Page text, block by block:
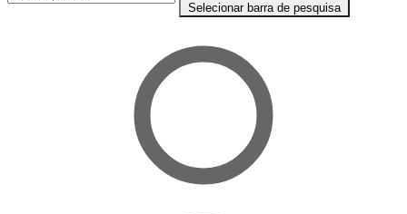
Selecionar barra de pesquisa